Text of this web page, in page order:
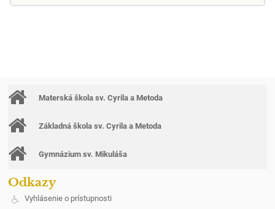
Materská škola sv. Cyrila a Metoda
Základná škola sv. Cyrila a Metoda
Gymnázium sv. Mikuláša
Odkazy
Vyhlásenie o prístupnosti